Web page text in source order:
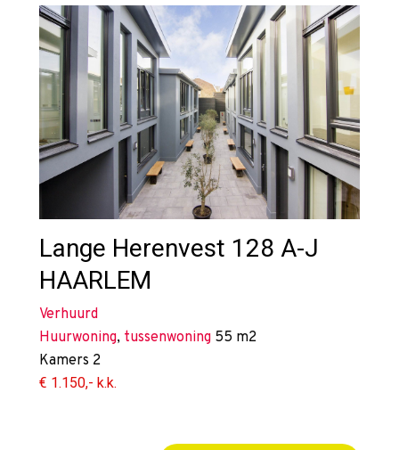
Lange Herenvest 128 A-J
HAARLEM
Verhuurd
Huurwoning, tussenwoning 55 m2
Kamers 2
€ 1.150,- k.k.